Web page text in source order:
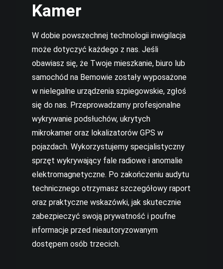
Kamer
W dobie powszechnej technologii inwigilacja
może dotyczyć każdego z nas. Jeśli
obawiasz się, że Twoje mieszkanie, biuro lub
samochód na Bemowie zostały wyposażone
w nielegalne urządzenia szpiegowskie, zgłoś
się do nas. Przeprowadzamy profesjonalne
wykrywanie podsłuchów, ukrytych
mikrokamer oraz lokalizatorów GPS w
pojazdach. Wykorzystujemy specjalistyczny
sprzęt wykrywający fale radiowe i anomalie
elektromagnetyczne. Po zakończeniu audytu
technicznego otrzymasz szczegółowy raport
oraz praktyczne wskazówki, jak skutecznie
zabezpieczyć swoją prywatność i poufne
informacje przed nieautoryzowanym
dostępem osób trzecich.